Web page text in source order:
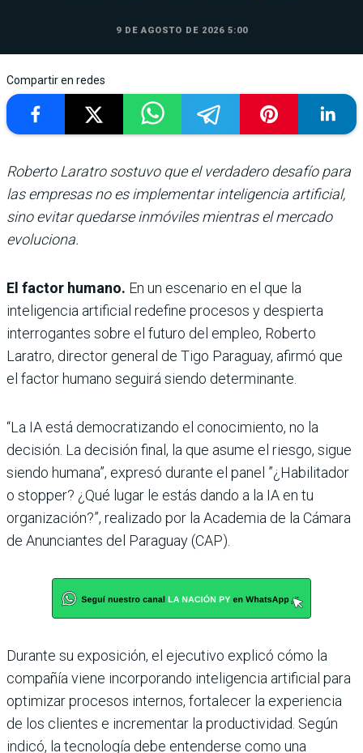
9 DE AGOSTO DE 2026 5:00
Compartir en redes
Roberto Laratro sostuvo que el verdadero desafío para
las empresas no es implementar inteligencia artificial,
sino evitar quedarse inmóviles mientras el mercado
evoluciona.
El factor humano. En un escenario en el que la
inteligencia artificial redefine procesos y despierta
interrogantes sobre el futuro del empleo, Roberto
Laratro, director general de Tigo Paraguay, afirmó que
el factor humano seguirá siendo determinante.
“La IA está democratizando el conocimiento, no la
decisión. La decisión final, la que asume el riesgo, sigue
siendo humana”, expresó durante el panel ”¿Habilitador
o stopper? ¿Qué lugar le estás dando a la IA en tu
organización?”, realizado por la Academia de la Cámara
de Anunciantes del Paraguay (CAP).
Durante su exposición, el ejecutivo explicó cómo la
compañía viene incorporando inteligencia artificial para
optimizar procesos internos, fortalecer la experiencia
de los clientes e incrementar la productividad. Según
indicó, la tecnología debe entenderse como una